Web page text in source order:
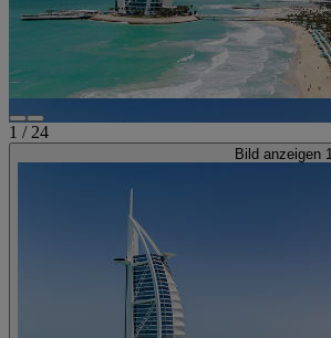
1 / 24
Bild anzeigen 1